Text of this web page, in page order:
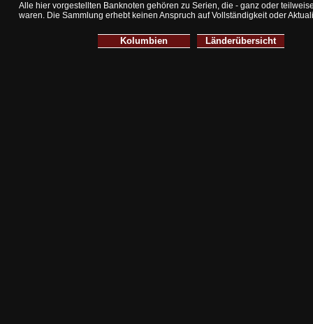
Alle hier vorgestellten Banknoten gehören zu Serien, die - ganz oder
waren. Die Sammlung erhebt keinen Anspruch auf Vollständigkeit oder
Kolumbien Länderübersicht